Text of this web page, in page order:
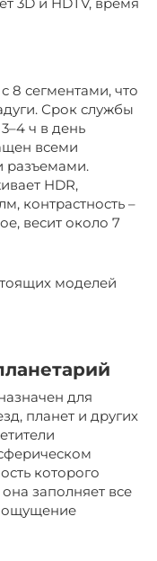
8 сегментами, что
Срок службы
ч в день
всеми
разъемами.
HDR,
контрастность –
весит около 7
моделей
для
планет и других
которого
заполняет все
ощущение